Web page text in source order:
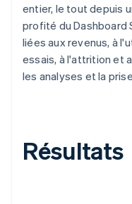
entier, le tout depuis
profité du Dashboard
liées aux revenus, à
essais, à l'attrition et
les analyses et la
Résultats